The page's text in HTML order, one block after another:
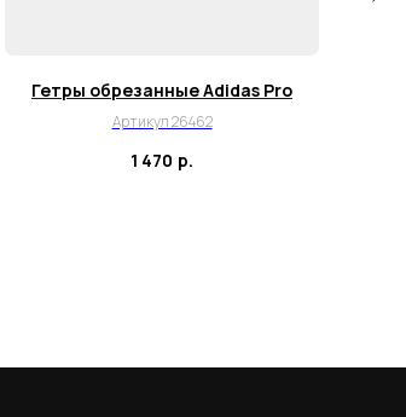
Гетры обрезанные Adidas Pro
Артикул 26462
1 470 р.